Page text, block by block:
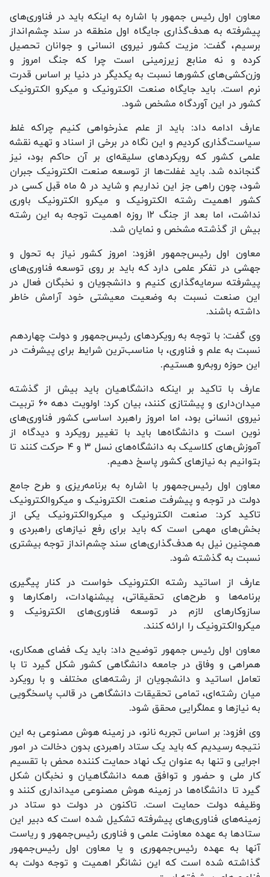
معاون اول رئیس جمهور با اشاره به اینکه باید در فناوری‌های
پیشرفته به هدف‌گذاری جایگاه اول منطقه در سند چشم‌انداز
برسیم، گفت: مزیت کشور نیروی انسانی و جوانان تحصیل
کرده و نه منابع زیرزمینی است چرا که جنگ امروز و
وزن‌کشی‌های کشور‌ها نسبت به یکدیگر در دنیا بر اساس قدرت
نرم است. باید جایگاه صنعت الکترونیک و میکرو الکترونیک
کشور در این آوردگاه مشخص شود.
عارف ادامه داد: باید از علم عذرخواهی کنیم چراکه غلط
سیاست‌گذاری کردیم و این نگاه در برخی از اسناد و تهیه نقشه
علمی کشور که رویکرد‌های سلیقه‌ای بر آن حاکم بود، نیز
گنجانده شد. باید غفلت‌ها از توسعه صنعت الکترونیک جبران
شود، چون راهی جز این نداریم و شاید در ۵ ماه قبل کسی در
کشور اهمیت رشته الکترونیک و میکرو الکترونیک باوری
نداشت، اما بعد از جنگ ۱۲ روزه اهمیت توجه به این رشته
بیش از گذشته مشخص و نمایان شد.
معاون اول رئیس‌جمهور افزود: امروز کشور نیاز به تحول و
جهشی در تفکر علمی دارد که باید بر روی توسعه فناوری‌های
پیشرفته سرمایه‌گذاری کنیم و دانشجویان و نخبگان فعال در
این صنعت نسبت به وضعیت معیشتی خود آرامش خاطر
داشته باشند.
وی گفت: با توجه به رویکرد‌های رئیس‌جمهور و دولت چهاردهم
نسبت به علم و فناوری، با مناسب‌ترین شرایط برای پیشرفت در
این حوزه رو‌به‌رو هستیم.
عارف با تاکید بر اینکه دانشگاهیان باید بیش از گذشته
میدان‌داری و پیشتازی کنند، بیان کرد: اولویت دهه ۶۰ تربیت
نیروی انسانی بود، اما امروز راهبرد اساسی کشور فناوری‌های
نوین است و دانشگاه‌ها باید با تغییر رویکرد و دیدگاه از
آموزش‌های کلاسیک به دانشگاه‌های نسل ۳ و ۴ حرکت کنند تا
بتوانیم به نیاز‌های کشور پاسخ دهیم.
معاون اول رئیس‌جمهور با اشاره به برنامه‌ریزی و طرح جامع
دولت در توجه و پیشرفت صنعت الکترونیک و میکروالکترونیک
تاکید کرد: صنعت الکترونیک و میکروالکترونیک یکی از
بخش‌های مهمی است که باید برای رفع نیاز‌های راهبردی و
همچنین نیل به هدف‌گذاری‌های سند چشم‌انداز توجه بیشتری
نسبت به گذشته شود.
عارف از اساتید رشته الکترونیک خواست در کنار پیگیری
برنامه‌ها و طرح‌های تحقیقاتی، پیشنهادات، راهکار‌ها و
سازوکار‌های لازم در توسعه فناوری‌های الکترونیک و
میکروالکترونیک را ارائه کنند.
معاون اول رئیس جمهور توضیح داد: باید یک فضای همکاری،
همراهی و وفاق در جامعه دانشگاهی کشور شکل گیرد تا با
تعامل اساتید و دانشجویان از رشته‌های مختلف و با رویکرد
میان رشته‌ای، تمامی تحقیقات دانشگاهی در قالب پاسخگویی
به نیاز‌ها و عملگرایی محقق شود.
وی افزود: بر اساس تجربه نانو، در زمینه هوش مصنوعی به این
نتیجه رسیدیم که باید یک ستاد راهبردی بدون دخالت در امور
اجرایی و تنها به عنوان یک نهاد حمایت کننده محض با تقسیم
کار ملی و حضور و توافق همه دانشگاهیان و نخبگان شکل
گیرد تا دانشگاه‌ها در زمینه هوش مصنوعی میدانداری کنند و
وظیفه دولت حمایت است. تاکنون در دولت دو ستاد در
زمینه‌های فناوری‌های پیشرفته تشکیل شده است که دبیر این
ستاد‌ها به عهده معاونت علمی و فناوری رئیس‌جمهور و ریاست
آنها به عهده رئیس‌جمهوری و یا معاون اول رئیس‌جمهور
گذاشته شده است که این نشانگر اهمیت و توجه دولت به